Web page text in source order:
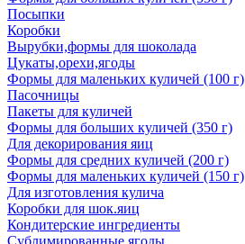
Посыпки
Коробки
Вырубки,формы для шоколада
Цукаты,орехи,ягоды
Формы для маленьких куличей (100 г)
Пасочницы
Пакеты для куличей
Формы для больших куличей (350 г)
Для декорирования яиц
Формы для средних куличей (200 г)
Формы для маленьких куличей (150 г)
Для изготовления кулича
Коробки для шок.яиц
Кондитерские ингредиенты
Сублимированные ягоды